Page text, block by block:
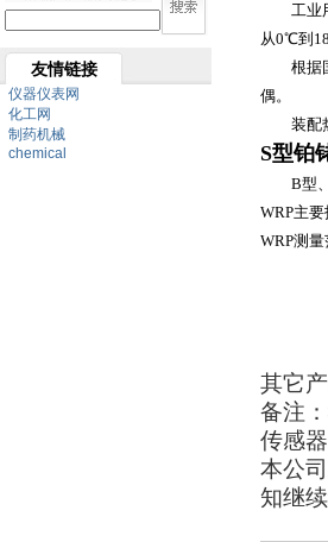
友情链接
仪器仪表网
化工网
制药机械
chemical
工业用
从0℃到
根据国
偶。
装配热
S型铂
B型、
WRP主
WRP测
其它
备注
传感
本公
知继